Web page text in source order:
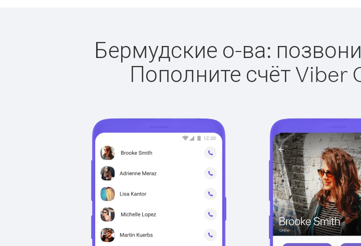
Бермудские о-ва:
Пополните счёт Viber